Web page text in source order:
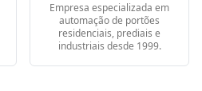
Empresa especializada em
automação de portões
residenciais, prediais e
industriais desde 1999.